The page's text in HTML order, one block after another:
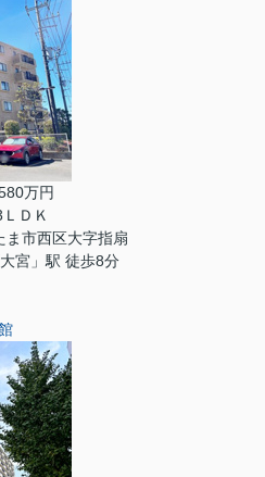
万円
ＤＫ
ま市西区大字指扇
宮」駅 徒歩8分